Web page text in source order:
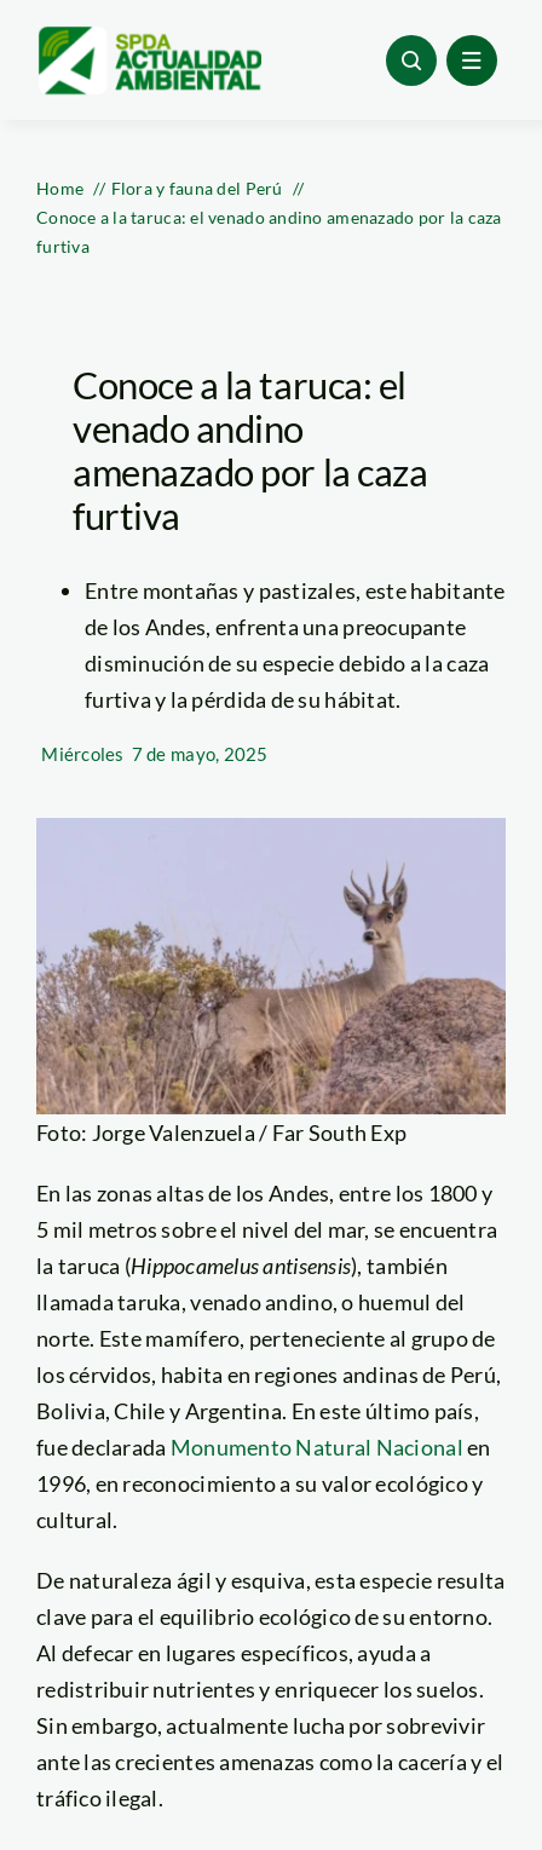
content
Home
Flora y fauna del Perú
Conoce a la taruca: el venado andino amenazado por la caza
furtiva
Conoce a la taruca: el
venado andino
amenazado por la caza
furtiva
Entre montañas y pastizales, este habitante
de los Andes, enfrenta una preocupante
disminución de su especie debido a la caza
furtiva y la pérdida de su hábitat.
Miércoles 7 de mayo, 2025
Foto: Jorge Valenzuela / Far South Exp
En las zonas altas de los Andes, entre los 1800 y
5 mil metros sobre el nivel del mar, se encuentra
la taruca (Hippocamelus antisensis), también
llamada taruka, venado andino, o huemul del
norte. Este mamífero, perteneciente al grupo de
los cérvidos, habita en regiones andinas de Perú,
Bolivia, Chile y Argentina. En este último país,
fue declarada Monumento Natural Nacionalen
1996, en reconocimiento a su valor ecológico y
cultural.
De naturaleza ágil y esquiva, esta especie resulta
clave para el equilibrio ecológico de su entorno.
Al defecar en lugares específicos, ayuda a
redistribuir nutrientes y enriquecer los suelos.
Sin embargo, actualmente lucha por sobrevivir
ante las crecientes amenazas como la cacería y el
tráfico ilegal.